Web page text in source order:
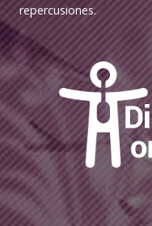
repercusiones.